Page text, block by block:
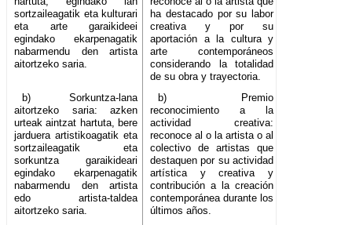
sortzaileagatik eta kulturari
eta arte garaikideei
egindako ekarpenagatik
nabarmendu den artista
aitortzeko saria.
ha destacado por su labor
creativa y por su
aportación a la cultura y
arte contemporáneos
considerando la totalidad
de su obra y trayectoria.
b) Sorkuntza-lana
aitortzeko saria: azken
urteak aintzat hartuta, bere
jarduera artistikoagatik eta
sortzaileagatik eta
sorkuntza garaikideari
egindako ekarpenagatik
nabarmendu den artista
edo artista-taldea
aitortzeko saria.
b) Premio
reconocimiento a la
actividad creativa:
reconoce al o la artista o al
colectivo de artistas que
destaquen por su actividad
artística y creativa y
contribución a la creación
contemporánea durante los
últimos años.